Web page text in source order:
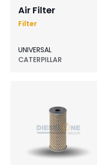
Air Filter
Filter
UNIVERSAL
CATERPILLAR